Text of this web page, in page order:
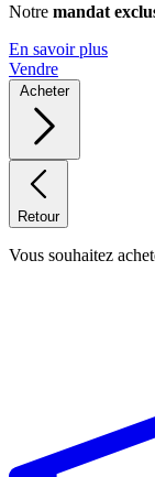
Notre mandat
En savoir plus
Vendre
Acheter
Retour
Vous souhaitez